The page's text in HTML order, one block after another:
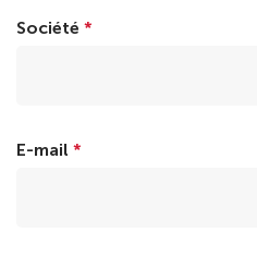
Société *
E-mail *